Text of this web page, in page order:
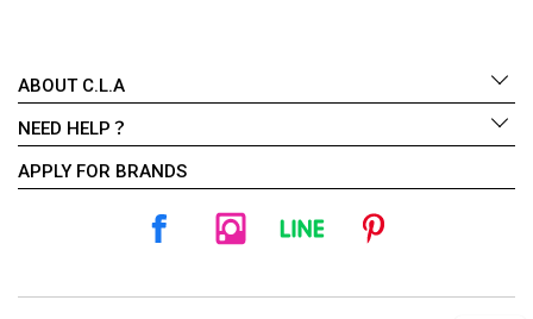
ABOUT C.L.A
NEED HELP？
APPLY FOR BRANDS